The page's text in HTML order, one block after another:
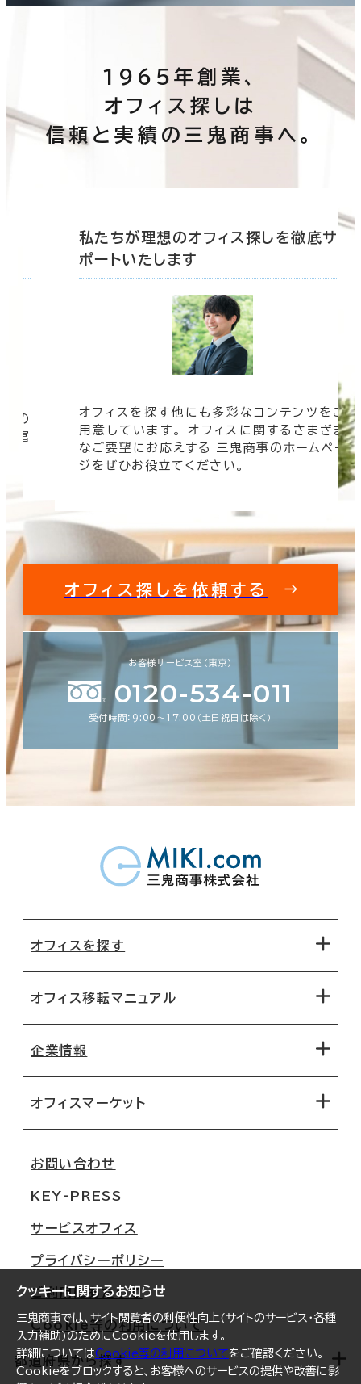
クッキーに関するお知らせ
三鬼商事では、サイト閲覧者の利便性向上(サイトのサービス・各種
入力補助)のためにCookieを使用します。
詳細についてはCookie等の利用についてをご確認ください。
Cookieをブロックすると、お客様へのサービスの提供や改善に影
1965年創業、
オフィス探しは
信頼と実績の三鬼商事へ。
の
豊富
私たちが理想のオフィス探しを徹底サ
ポートいたします
オフィスを探す他にも多彩なコンテンツをご
用意しています。 オフィスに関するさまざま
なご要望にお応えする 三鬼商事のホームペー
ジをぜひお役立てください。
オフィス探しを依頼する
お客様サービス室（東京）
0120-534-011
受付時間：9:00〜17:00（土日祝日は除く）
オフィスを探す
地図から探す
路線・駅から探す
オフィス移転マニュアル
移転コストシミュレーション
移転スケジュール
オフィス移転Q&A
企業情報
オフィスマーケット
大阪
名古屋
札幌
仙台
横浜
福岡
お問い合わせ
KEY-PRESS
サービスオフィス
プライバシーポリシー
ご利用にあたって
Cookie等の利用について
都道府県から探す